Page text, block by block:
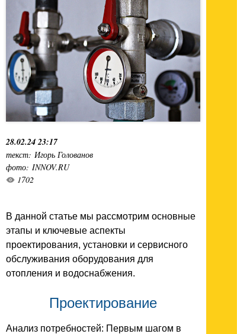
28.02.24 23:17
текст: Игорь Голованов
фото: INNOV.RU
1702
В данной статье мы рассмотрим основные
этапы и ключевые аспекты
проектирования, установки и сервисного
обслуживания оборудования для
отопления и водоснабжения.
Проектирование
Анализ потребностей: Первым шагом в